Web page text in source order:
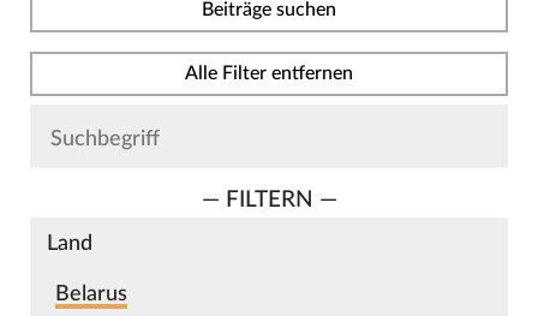
Beiträge suchen
Alle Filter entfernen
— FILTERN —
Land
Belarus